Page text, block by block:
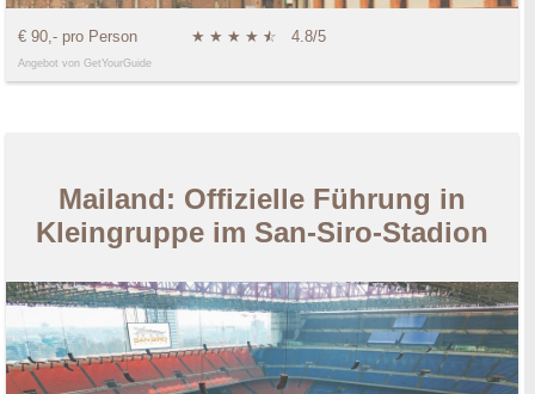
€ 90,- pro Person ★ ★ ★ ★ ★
☆ 4.8/5
Angebot von GetYourGuide
Mailand: Offizielle Führung in
Kleingruppe im San-Siro-Stadion